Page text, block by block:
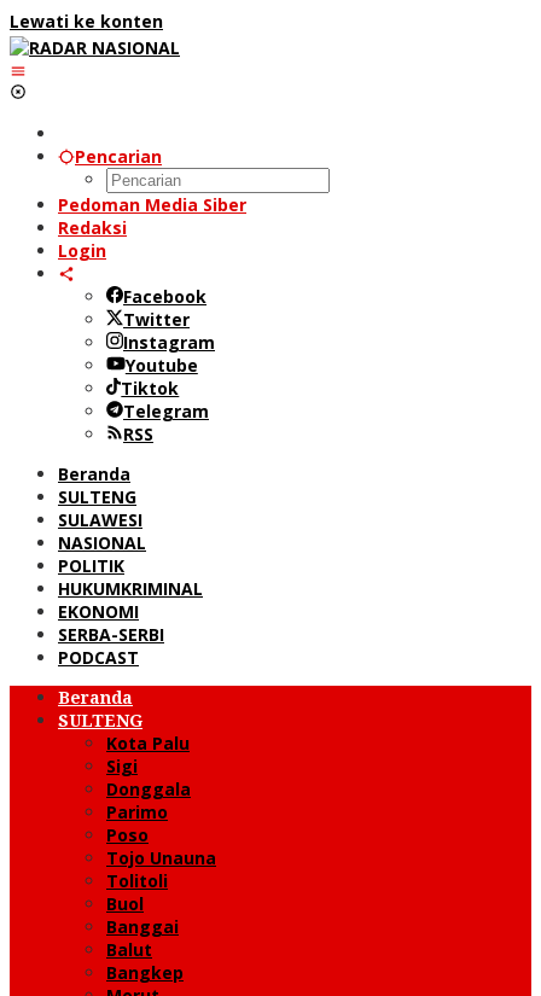
Lewati ke konten
Pencarian
Pedoman Media Siber
Redaksi
Login
Facebook
Twitter
Instagram
Youtube
Tiktok
Telegram
RSS
Beranda
SULTENG
SULAWESI
NASIONAL
POLITIK
HUKUMKRIMINAL
EKONOMI
SERBA-SERBI
PODCAST
Beranda
SULTENG
Kota Palu
Sigi
Donggala
Parimo
Poso
Tojo Unauna
Tolitoli
Buol
Banggai
Balut
Bangkep